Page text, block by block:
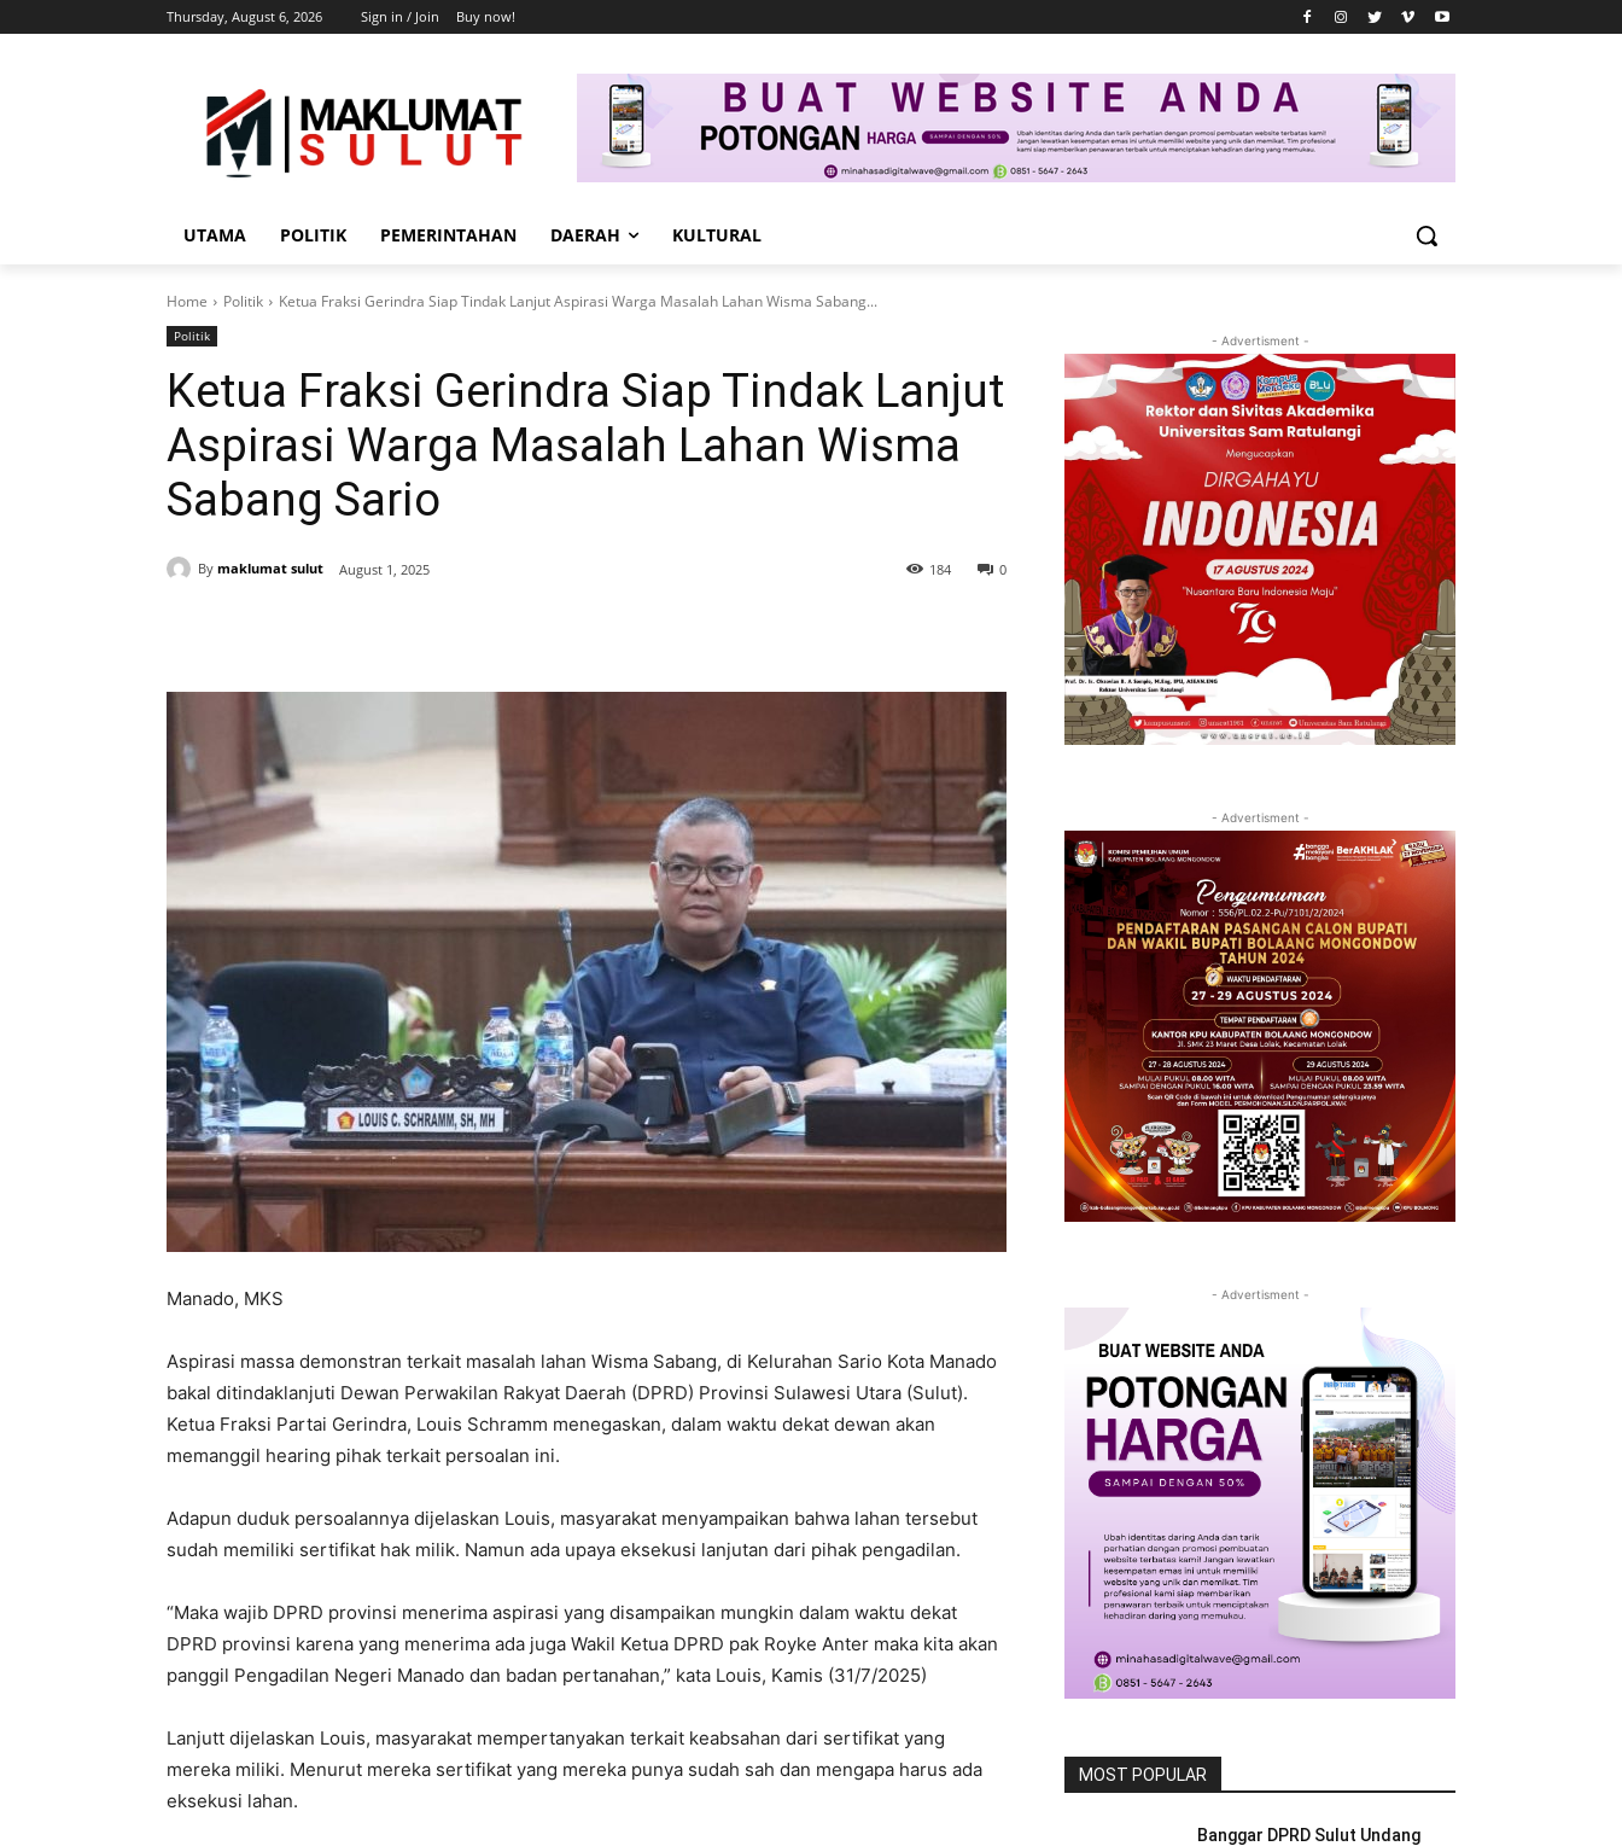
Thursday, August 6, 2026 Sign in / Join Buy now!
UTAMA POLITIK PEMERINTAHAN DAERAH KULTURAL
Home Politik Ketua Fraksi Gerindra Siap Tindak Lanjut Aspirasi Warga Masalah Lahan Wisma Sabang...
Politik
Ketua Fraksi Gerindra Siap Tindak Lanjut
Aspirasi Warga Masalah Lahan Wisma
Sabang Sario
By maklumat sulut August 1, 2025 0
184
Manado, MKS
Aspirasi massa demonstran terkait masalah lahan Wisma Sabang, di Kelurahan Sario Kota Manado
bakal ditindaklanjuti Dewan Perwakilan Rakyat Daerah (DPRD) Provinsi Sulawesi Utara (Sulut).
Ketua Fraksi Partai Gerindra, Louis Schramm menegaskan, dalam waktu dekat dewan akan
memanggil hearing pihak terkait persoalan ini.
Adapun duduk persoalannya dijelaskan Louis, masyarakat menyampaikan bahwa lahan tersebut
sudah memiliki sertifikat hak milik. Namun ada upaya eksekusi lanjutan dari pihak pengadilan.
“Maka wajib DPRD provinsi menerima aspirasi yang disampaikan mungkin dalam waktu dekat
DPRD provinsi karena yang menerima ada juga Wakil Ketua DPRD pak Royke Anter maka kita akan
panggil Pengadilan Negeri Manado dan badan pertanahan,” kata Louis, Kamis (31/7/2025)
Lanjutt dijelaskan Louis, masyarakat mempertanyakan terkait keabsahan dari sertifikat yang
mereka miliki. Menurut mereka sertifikat yang mereka punya sudah sah dan mengapa harus ada
eksekusi lahan.
- Advertisment -
- Advertisment -
- Advertisment -
MOST POPULAR
Banggar DPRD Sulut Undang